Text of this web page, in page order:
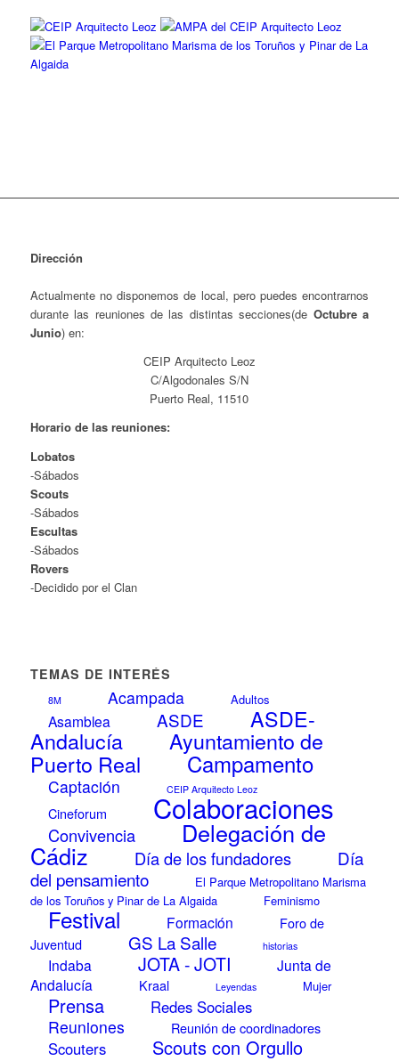
Dirección
Actualmente no disponemos de local, pero puedes encontrarnos
durante las reuniones de las distintas secciones(de Octubre a
Junio) en:
CEIP Arquitecto Leoz
C/Algodonales S/N
Puerto Real, 11510
Horario de las reuniones:
Lobatos
-Sábados
Scouts
-Sábados
Escultas
-Sábados
Rovers
-Decidido por el Clan
TEMAS DE INTERÉS
8M Acampada Adultos
Asamblea ASDE ASDE-
Andalucía Ayuntamiento de
Puerto Real Campamento
Captación CEIP Arquitecto Leoz
Cineforum Colaboraciones
Convivencia Delegación de
Cádiz Día de los fundadores
Día
del pensamiento
El Parque Metropolitano Marisma
de los Toruños y Pinar de La Algaida
Feminismo
Festival Formación
Foro de
Juventud
GS La Salle historias
Indaba JOTA - JOTI
Junta de
Andalucía
Kraal Leyendas Mujer
Prensa Redes Sociales
Reuniones Reunión de coordinadores
Scouters Scouts con Orgullo